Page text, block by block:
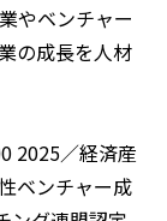
やベンチャー
の成長を人材
2025／経済産
ベンチャー成